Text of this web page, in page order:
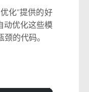
化”提供的好
优化这些模
的代码。